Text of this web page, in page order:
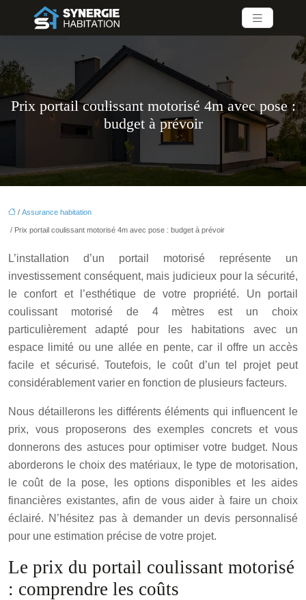
Prix portail coulissant motorisé 4m avec pose :
budget à prévoir
/ Assurance habitation
/ Prix portail coulissant motorisé 4m avec pose : budget à prévoir
L’installation d’un portail motorisé représente un
investissement conséquent, mais judicieux pour la sécurité,
le confort et l’esthétique de votre propriété. Un portail
coulissant motorisé de 4 mètres est un choix
particulièrement adapté pour les habitations avec un
espace limité ou une allée en pente, car il offre un accès
facile et sécurisé. Toutefois, le coût d’un tel projet peut
considérablement varier en fonction de plusieurs facteurs.
Nous détaillerons les différents éléments qui influencent le
prix, vous proposerons des exemples concrets et vous
donnerons des astuces pour optimiser votre budget. Nous
aborderons le choix des matériaux, le type de motorisation,
le coût de la pose, les options disponibles et les aides
financières existantes, afin de vous aider à faire un choix
éclairé. N’hésitez pas à demander un devis personnalisé
pour une estimation précise de votre projet.
Le prix du portail coulissant motorisé
: comprendre les coûts